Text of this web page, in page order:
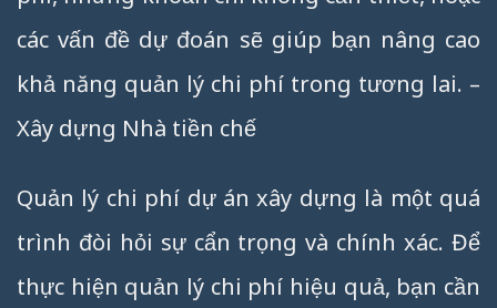
các vấn đề dự đoán sẽ giúp bạn nâng cao
khả năng quản lý chi phí trong tương lai. –
Xây dựng Nhà tiền chế
Quản lý chi phí dự án xây dựng là một quá
trình đòi hỏi sự cẩn trọng và chính xác. Để
thực hiện quản lý chi phí hiệu quả, bạn cần